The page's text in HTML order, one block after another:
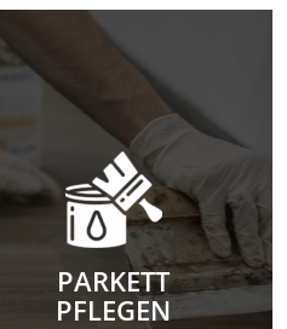
PARKETT
PFLEGEN